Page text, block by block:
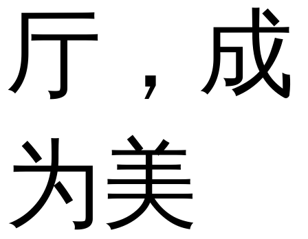
厅，成
为美